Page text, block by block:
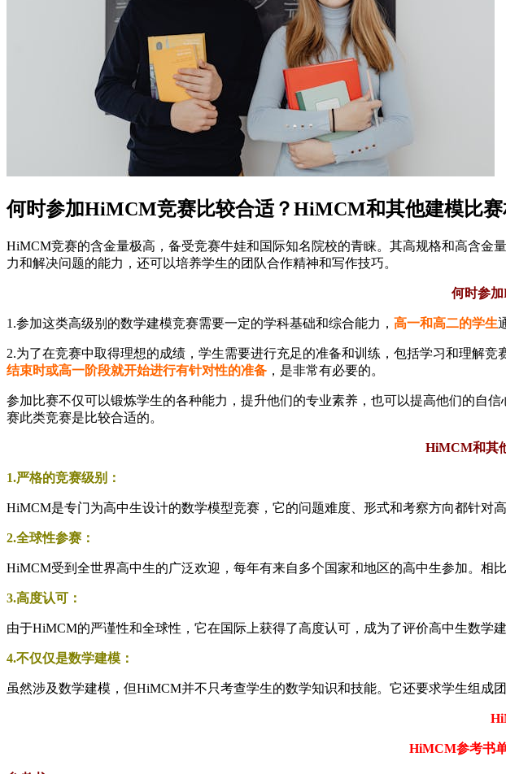
何时参加HiMCM竞赛比较合适？HiMCM和其他建模比赛
HiMCM竞赛的含金量极高，备受竞赛牛娃和国际知名院校的青睐。其高规格和高含
力和解决问题的能力，还可以培养学生的团队合作精神和写作技巧。
何时参
1.参加这类高级别的数学建模竞赛需要一定的学科基础和综合能力， 高一和高二的学生
2.为了在竞赛中取得理想的成绩，学生需要进行充足的准备和训练，包括学习和理解
结束时或高一阶段就开始进行有针对性的准备 ，是非常有必要的。
参加比赛不仅可以锻炼学生的各种能力，提升他们的专业素养，也可以提高他们的自
赛此类竞赛是比较合适的。
HiMCM和其
1.严格的竞赛级别：
HiMCM是专门为高中生设计的数学模型竞赛，它的问题难度、形式和考察方向都针对
2.全球性参赛：
HiMCM受到全世界高中生的广泛欢迎，每年有来自多个国家和地区的高中生参加。相
3.高度认可：
由于HiMCM的严谨性和全球性，它在国际上获得了高度认可，成为了评价高中生数学
4.不仅仅是数学建模：
虽然涉及数学建模，但HiMCM并不只考查学生的数学知识和技能。它还要求学生组成
HiMCM参考书